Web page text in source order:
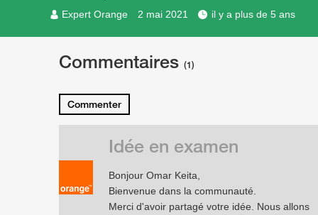
Expert Orange
2 mai 2021 il y a plus de 5 ans
Commentaires (1)
Commenter
Bonjour Omar Keita,
Bienvenue dans la communauté.
Merci d'avoir partagé votre idée. Nous allons
Idée en examen